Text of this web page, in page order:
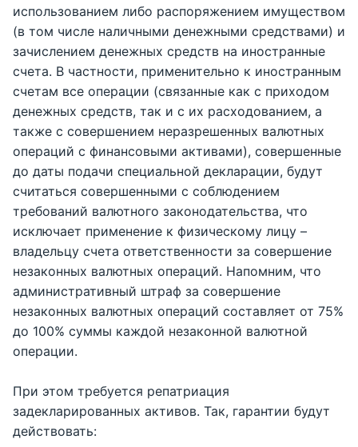
использованием либо распоряжением имуществом
(в том числе наличными денежными средствами) и
зачислением денежных средств на иностранные
счета. В частности, применительно к иностранным
счетам все операции (связанные как с приходом
денежных средств, так и с их расходованием, а
также с совершением неразрешенных валютных
операций с финансовыми активами), совершенные
до даты подачи специальной декларации, будут
считаться совершенными с соблюдением
требований валютного законодательства, что
исключает применение к физическому лицу –
владельцу счета ответственности за совершение
незаконных валютных операций. Напомним, что
административный штраф за совершение
незаконных валютных операций составляет от 75%
до 100% суммы каждой незаконной валютной
операции.
При этом требуется репатриация
задекларированных активов. Так, гарантии будут
действовать: